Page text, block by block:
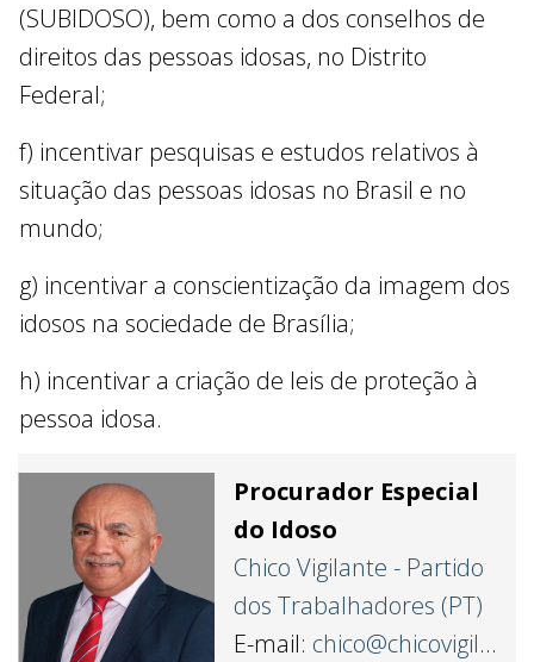
(SUBIDOSO), bem como a dos conselhos de
direitos das pessoas idosas, no Distrito
Federal;
f) incentivar pesquisas e estudos relativos à
situação das pessoas idosas no Brasil e no
mundo;
g) incentivar a conscientização da imagem dos
idosos na sociedade de Brasília;
h) incentivar a criação de leis de proteção à
pessoa idosa.
Procurador Especial
do Idoso
Chico Vigilante - Partido
dos Trabalhadores (PT)
E-mail: chico@chicovigilante.com.br